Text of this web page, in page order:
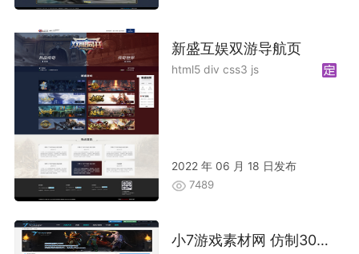
新盛互娱双游导航页
html5 div css3 js
2022 年 06 月 18 日发布
7489
小7游戏素材网 仿制30GM 加优化